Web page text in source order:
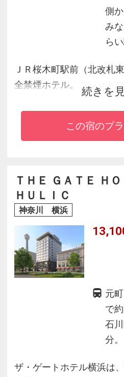
側
み
ら
ＪＲ桜木町駅前（北改札
全禁煙ホテル。コレット
施設）内の上層階に位置
景
晴れた日は、大きな窓か
ある新横浜駅まで17分
横浜駅まで電車で1本約4
適！全室55型大型テレビ
完備（無料）
続きを
この宿のプ
ＴＨＥ ＧＡＴＥ Ｈ
ＨＵＬＩＣ
神奈川 横浜
元
で約
石
分。
ザ・ゲートホテル横浜は